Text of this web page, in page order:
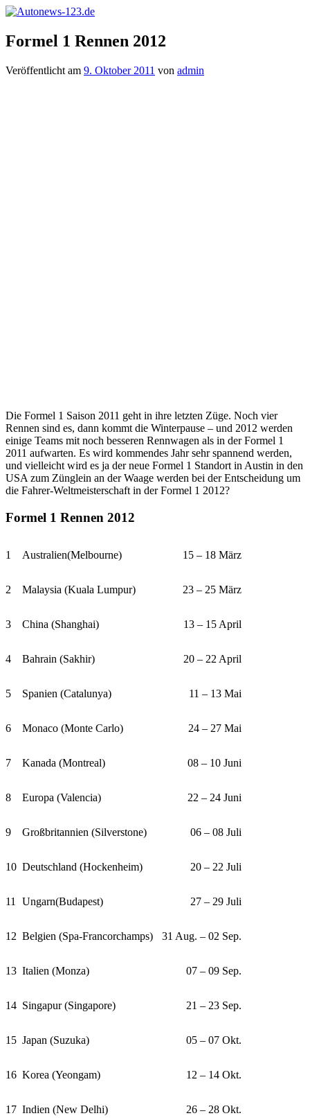
Zum
springen
Autonews-
123.de
Autonews
mit
Formel 1 Rennen 2012
Veröffentlicht am 9. Oktober 2011 von admin
Die Formel 1 Saison 2011 geht in ihre letzten Züge. Noch vier
Rennen sind es, dann kommt die Winterpause – und 2012 werden
einige Teams mit noch besseren Rennwagen als in der Formel 1
2011 aufwarten. Es wird kommendes Jahr sehr spannend werden,
und vielleicht wird es ja der neue Formel 1 Standort in Austin in den
USA zum Zünglein an der Waage werden bei der Entscheidung um
die Fahrer-Weltmeisterschaft in der Formel 1 2012?
Formel 1 Rennen 2012
1 Australien(Melbourne) 15 – 18 März
2 Malaysia (Kuala Lumpur) 23 – 25 März
3 China (Shanghai) 13 – 15 April
4 Bahrain (Sakhir) 20 – 22 April
5 Spanien (Catalunya) 11 – 13 Mai
6 Monaco (Monte Carlo) 24 – 27 Mai
7 Kanada (Montreal) 08 – 10 Juni
8 Europa (Valencia) 22 – 24 Juni
9 Großbritannien (Silverstone) 06 – 08 Juli
10 Deutschland (Hockenheim) 20 – 22 Juli
11 Ungarn(Budapest) 27 – 29 Juli
12 Belgien (Spa-Francorchamps) 31 Aug. – 02 Sep.
13 Italien (Monza) 07 – 09 Sep.
14 Singapur (Singapore) 21 – 23 Sep.
15 Japan (Suzuka) 05 – 07 Okt.
16 Korea (Yeongam) 12 – 14 Okt.
17 Indien (New Delhi) 26 – 28 Okt.